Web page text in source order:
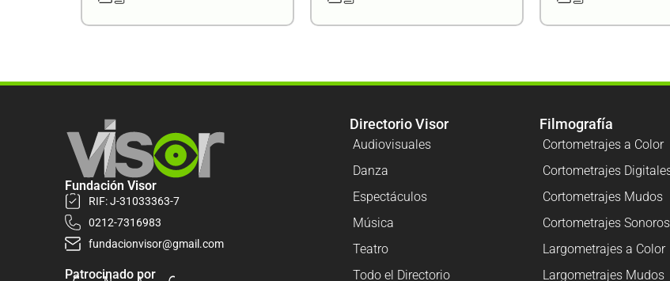
Fundación Visor
RIF: J-31033363-7
0212-7316983
fundacionvisor@gmail.com
Patrocinado por
Directorio Visor
Audiovisuales
Danza
Espectáculos
Música
Teatro
Todo el Directorio
Filmografía
Cortometrajes a Color
Cortometrajes
Cortometrajes Mudos
Cortometrajes Sonoros
Largometrajes a Color
Largometrajes Mudos